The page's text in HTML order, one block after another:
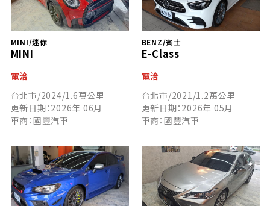
MINI/迷你
MINI
電洽
台北市/2024/1.6萬公里
更新日期：2026年 06月
車商：國豐汽車
BENZ/賓士
E-Class
電洽
台北市/2021/1.2萬公里
更新日期：2026年 05月
車商：國豐汽車